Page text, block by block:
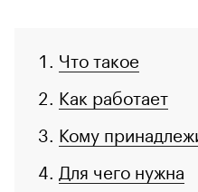
Что такое
Как работает
Кому
Для чего нужна